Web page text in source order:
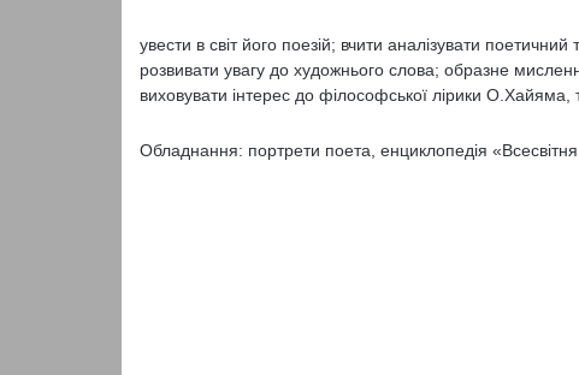
увести в світ його поезій; вчити аналізувати поетичний
розвивати увагу до художнього слова; образне
виховувати інтерес до філософської лірики
Обладнання: портрети поета, енциклопедія «Всесвітня